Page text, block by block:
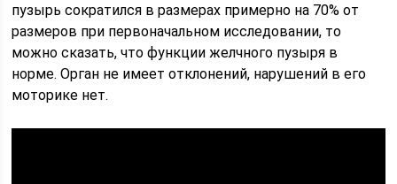
пузырь сократился в размерах примерно на 70% от
размеров при первоначальном исследовании, то
можно сказать, что функции желчного пузыря в
норме. Орган не имеет отклонений, нарушений в его
моторике нет.